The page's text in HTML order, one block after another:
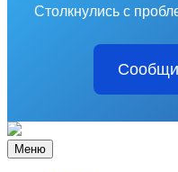
Столкнулись с
Меню